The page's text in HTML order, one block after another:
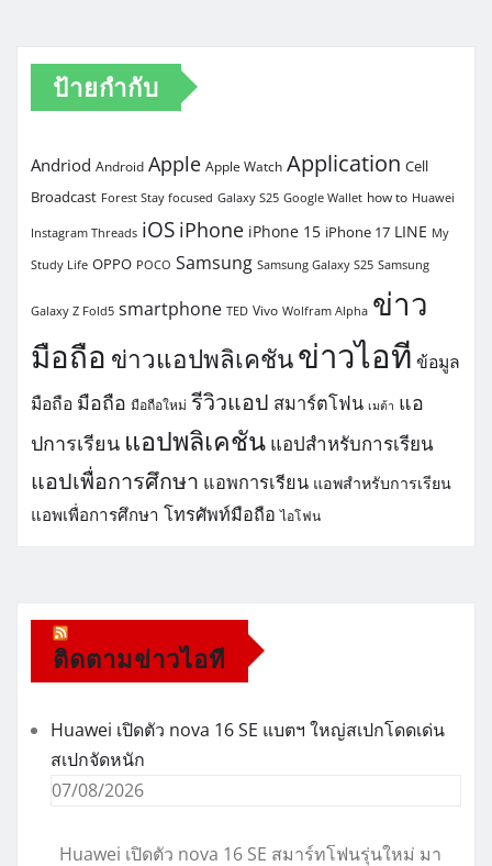
ป้ายกำกับ
Andriod Android Apple Apple Watch Application Cell
Broadcast Forest Stay focused Galaxy S25 Google Wallet how to Huawei
Instagram Threads iOS iPhone iPhone 15 iPhone 17 LINE My
Study Life OPPO POCO Samsung Samsung Galaxy S25 Samsung
Galaxy Z Fold5 smartphone TED Vivo Wolfram Alpha ข่าว
มือถือ ข่าวแอปพลิเคชันข่าวไอที ข้อมูล
มือถือ มือถือ มือถือใหม่ รีวิวแอป สมาร์ตโฟน เมต้า แอ
ปการเรียน แอปพลิเคชัน แอปสำหรับการเรียน
แอปเพื่อการศึกษา แอพการเรียน แอพสำหรับการเรียน
แอพเพื่อการศึกษา โทรศัพท์มือถือ ไอโฟน
ติดตามข่าวไอที
Huawei เปิดตัว nova 16 SE แบตฯ ใหญ่สเปกโดดเด่น
สเปกจัดหนัก
07/08/2026
Huawei เปิดตัว nova 16 SE สมาร์ทโฟนรุ่นใหม่ มา